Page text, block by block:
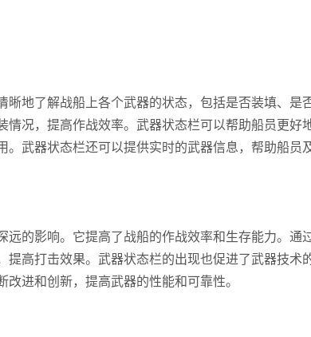
地了解战船上各个武器的状态，包括是否装填、是
况，提高作战效率。武器状态栏可以帮助船员更好
武器状态栏还可以提供实时的武器信息，帮助船员
的影响。它提高了战船的作战效率和生存能力。通
高打击效果。武器状态栏的出现也促进了武器技术
进和创新，提高武器的性能和可靠性。